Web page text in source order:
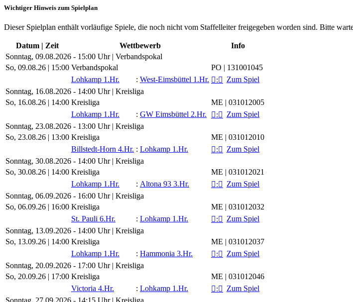
Wichtiger Hinweis zum Spielplan
Dieser Spielplan enthält vorläufige Spiele, die noch nicht vom Staffelleiter freigegeben worden sind. Bitte
Datum | Zeit Wettbewerb
Info
Sonntag, 09.08.2026 - 15:00 Uhr | Verbandspokal
So, 09.08.26 | 15:00 Verbandspokal
PO | 131001045
Lohkamp 1.Hr.
: West-Eimsbüttel 1.Hr. : Zum Spiel
Sonntag, 16.08.2026 - 14:00 Uhr | Kreisliga
So, 16.08.26 | 14:00 Kreisliga
ME | 031012005
Lohkamp 1.Hr.
: GW Eimsbüttel 2.Hr. : Zum Spiel
Sonntag, 23.08.2026 - 13:00 Uhr | Kreisliga
So, 23.08.26 | 13:00 Kreisliga
ME | 031012010
Billstedt-Horn 4.Hr. : Lohkamp 1.Hr. : Zum Spiel
Sonntag, 30.08.2026 - 14:00 Uhr | Kreisliga
So, 30.08.26 | 14:00 Kreisliga
ME | 031012021
Lohkamp 1.Hr.
: Altona 93 3.Hr. : Zum Spiel
Sonntag, 06.09.2026 - 16:00 Uhr | Kreisliga
So, 06.09.26 | 16:00 Kreisliga
ME | 031012032
St. Pauli 6.Hr.
: Lohkamp 1.Hr. : Zum Spiel
Sonntag, 13.09.2026 - 14:00 Uhr | Kreisliga
So, 13.09.26 | 14:00 Kreisliga
ME | 031012037
Lohkamp 1.Hr.
: Hammonia 3.Hr. : Zum Spiel
Sonntag, 20.09.2026 - 17:00 Uhr | Kreisliga
So, 20.09.26 | 17:00 Kreisliga
ME | 031012046
Victoria 4.Hr.
: Lohkamp 1.Hr. : Zum Spiel